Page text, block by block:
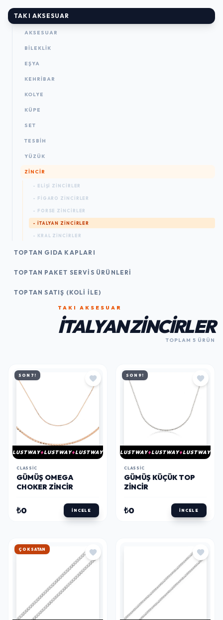
TAKI AKSESUAR
AKSESUAR
BILEKLIK
EŞYA
KEHRIBAR
KOLYE
KÜPE
SET
TESBIH
YÜZÜK
ZINCIR
- ELIŞI ZINCIRLER
- FIGARO ZINCIRLER
- FORSE ZINCIRLER
- İTALYAN ZINCIRLER
- KRAL ZINCIRLER
TOPTAN GIDA KAPLARI
TOPTAN PAKET SERVIS ÜRÜNLERI
TOPTAN SATIŞ (KOLI İLE)
TAKI AKSESUAR
İTALYAN ZINCIRLER
TOPLAM 5 ÜRÜN
SON 7!
LUSTWAY LUSTWAY LUSTWAY
CLASSIC
GÜMÜŞ OMEGA
CHOKER ZINCIR
₺0 İNCELE
SON 9!
LUSTWAY LUSTWAY LUSTWAY
CLASSIC
GÜMÜŞ KÜÇÜK TOP
ZINCIR
₺0 İNCELE
ÇOK SATAN